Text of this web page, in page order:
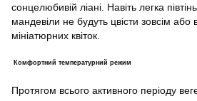
сонцелюбивій ліані. Навіть легка
мандевіли не будуть цвісти зовсім або
мініатюрних квіток.
Комфортний температурний режим
Протягом всього активного періоду